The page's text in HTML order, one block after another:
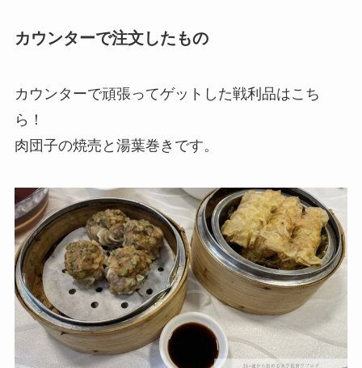
カウンターで注文したもの
カウンターで頑張ってゲットした戦利品はこち
ら！
肉団子の焼売と湯葉巻きです。